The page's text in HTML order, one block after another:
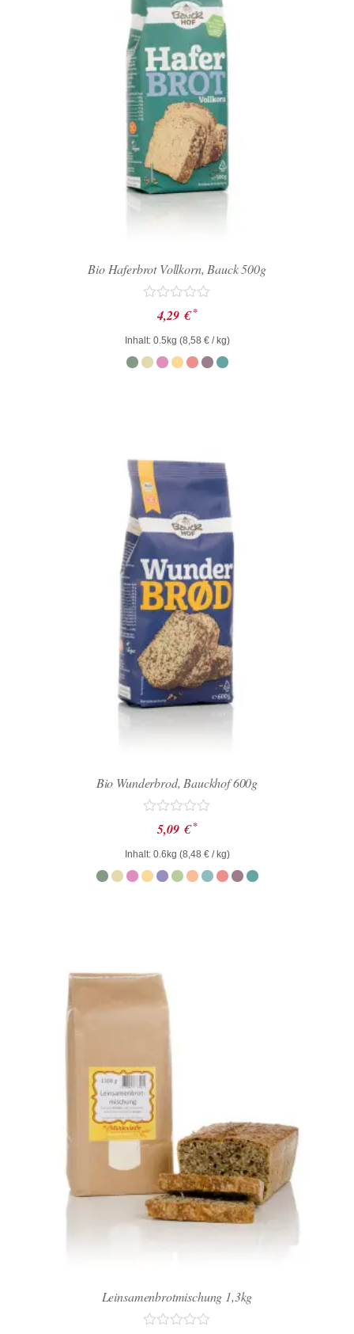
Bio Haferbrot Vollkorn, Bauck 500g
Bewertet
mit
0
von
5
4,29 € *
Inhalt: 0.5kg (8,58 €/ kg)
Bio Wunderbrod, Bauckhof 600g
Bewertet
mit
0
von
5
5,09 € *
Inhalt: 0.6kg (8,48 €/ kg)
Leinsamenbrotmischung 1,3kg